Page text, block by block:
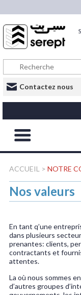
Contactez nous
ACCUEIL > NOTRE
Nos valeurs
En tant q’une
dans plusieurs
prenantes: clients,
contractants et
attentes.
La où nous sommes
d’autres groupes